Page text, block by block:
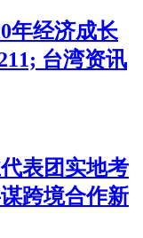
年经济成长
台湾资讯
表团实地考
跨境合作新